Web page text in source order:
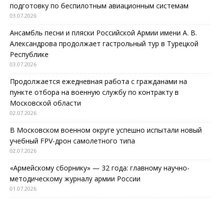
подготовку по беспилотным авиационным системам
03.07.2026
Ансамбль песни и пляски Российской Армии имени А. В.
Александрова продолжает гастрольный тур в Турецкой
Республике
03.07.2026
Продолжается ежедневная работа с гражданами на
пункте отбора на военную службу по контракту в
Московской области
02.07.2026
В Московском военном округе успешно испытали новый
учебный FPV-дрон самолетного типа
02.07.2026
«Армейскому сборнику» — 32 года: главному научно-
методическому журналу армии России
01.07.2026